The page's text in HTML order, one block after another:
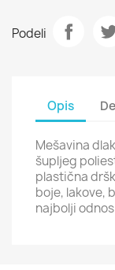
Podeli
Opis
Mešavina
šupljeg
plastična
boje, lakove,
najbolji